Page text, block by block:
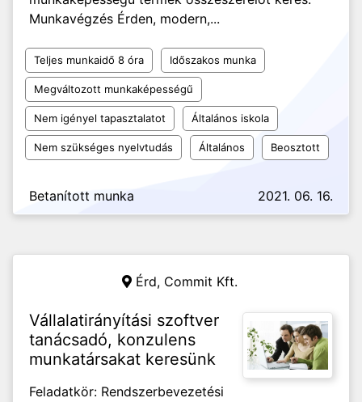
Munkavégzés Érden, modern,...
Teljes munkaidő 8 óra Időszakos munka
Megváltozott munkaképességű
Nem igényel tapasztalatot Általános iskola
Nem szükséges nyelvtudás Általános Beosztott
Betanított munka 2021. 06. 16.
Érd, Commit Kft.
Vállalatirányítási szoftver
tanácsadó, konzulens
munkatársakat keresünk
Feladatkör: Rendszerbevezetési